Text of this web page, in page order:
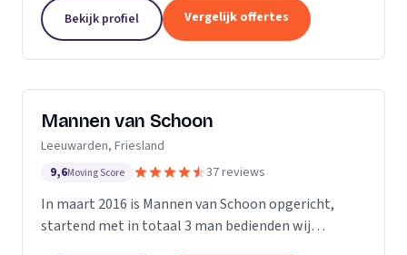
objecten zoals meubels en stoelen, zowel bij u
thuis...
Bekijk profiel Vergelijk offertes
Mannen van Schoon
Leeuwarden, Friesland
9,6Moving Score 37 reviews
In maart 2016 is Mannen van Schoon opgericht,
startend met in totaal 3 man bedienden wij